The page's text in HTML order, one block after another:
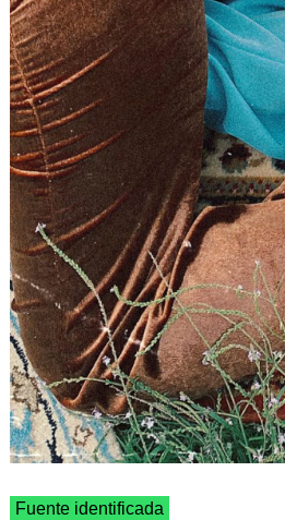
Fuente identificada